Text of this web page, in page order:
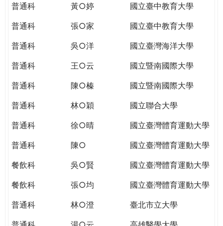
WAGOR
TODAY
THE
WORLD
PUTTING
YOU
THE
CITIZENSHIP
普通科
黃○婷
國立臺中教育大學
普通科
張○家
國立臺中教育大學
普通科
吳○洋
國立臺灣海洋大學
普通科
王○云
國立暨南國際大學
普通科
陳○榛
國立暨南國際大學
普通科
林○穎
國立聯合大學
普通科
徐○晴
國立臺灣體育運動大學
普通科
陳○
國立臺灣體育運動大學
餐飲科
吳○賢
國立臺灣體育運動大學
餐飲科
張○均
國立臺灣體育運動大學
普通科
林○澄
臺北市立大學